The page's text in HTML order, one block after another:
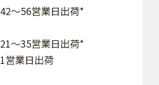
42〜56営業日出荷*
21～35営業日出荷*
1営業日出荷